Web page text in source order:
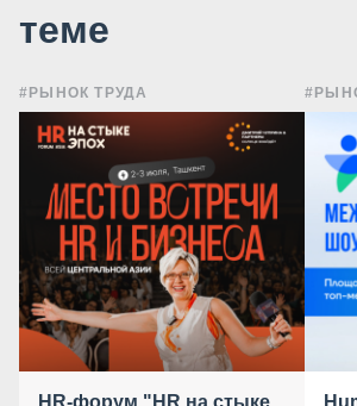
теме
#РЫНОК ТРУДА
HR-форум "HR на стыке